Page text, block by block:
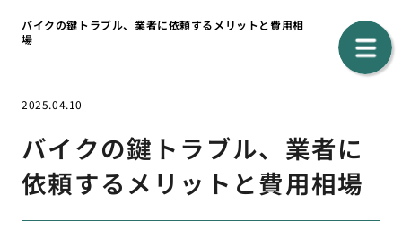
バイクの鍵トラブル、業者に依頼するメリットと費用相
場
2025.04.10
バイクの鍵トラブル、業者に
依頼するメリットと費用相場